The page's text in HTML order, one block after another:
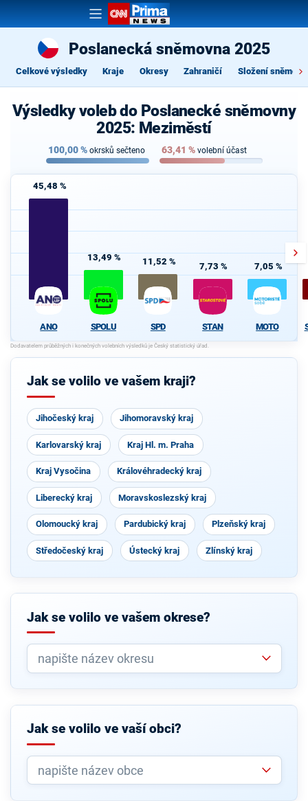
Poslanecká sněmovna 2025
Celkové výsledky Kraje Okresy Zahraničí Složení
Výsledky voleb do Poslanecké sněmovny
2025: Meziměstí
100,00% okrsků sečteno 63,41 % volební účast
45,48 %
ANO
13,49 %
SPOLU
11,52 %
SPD
7,73 %
STAN
7,05 %
MOTO
Jak se volilo ve vašem kraji?
Jihočeský kraj Jihomoravský kraj
Karlovarský kraj Kraj Hl. m. Praha
Kraj Vysočina Královéhradecký kraj
Liberecký kraj Moravskoslezský kraj
Olomoucký kraj Pardubický kraj Plzeňský kraj
Středočeský kraj Ústecký kraj Zlínský kraj
Jak se volilo ve vašem okrese?
Jak se volilo ve vaší obci?